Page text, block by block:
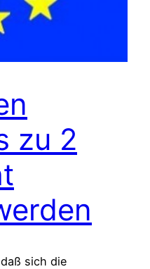
zu 2
sich die